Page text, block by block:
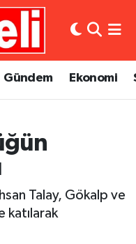
Gündem Ekonomi
Talay, Gökalp ve
katılarak
Fikstür